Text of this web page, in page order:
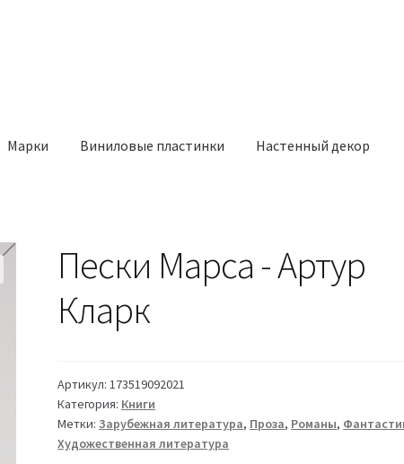
Марки Виниловые пластинки Настенный декор
Пески Марса - Артур
Кларк
Артикул:173519092021
Категория: Книги
Метки:Зарубежная литература, Проза, Романы,
Художественная литература